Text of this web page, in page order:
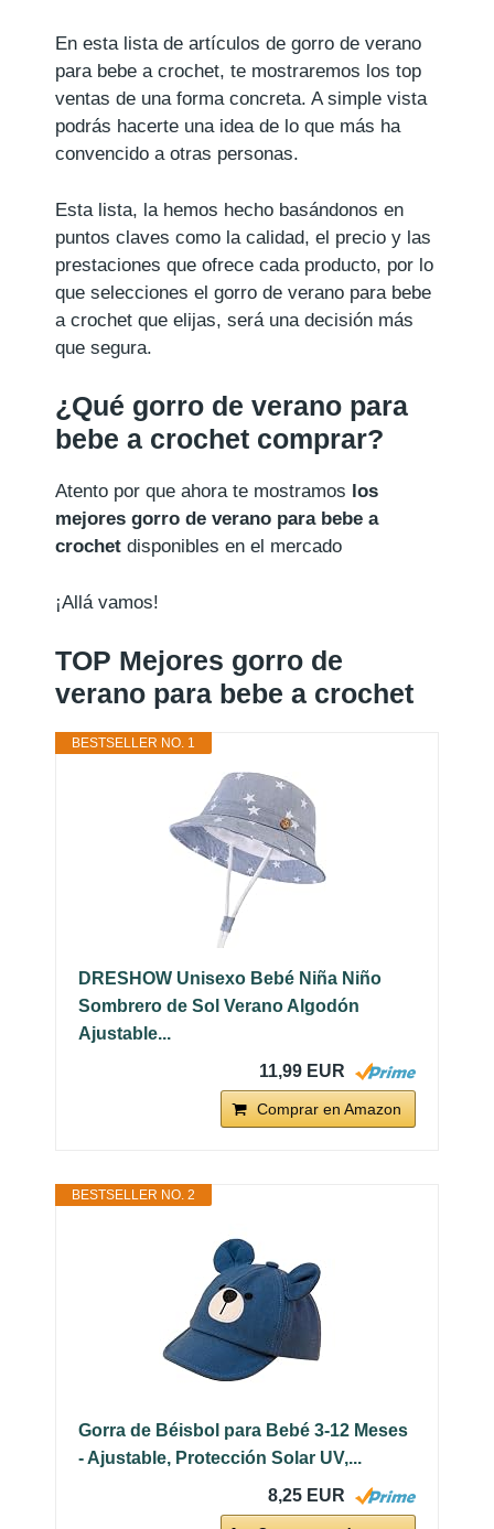
En esta lista de artículos de gorro de verano
para bebe a crochet, te mostraremos los top
ventas de una forma concreta. A simple vista
podrás hacerte una idea de lo que más ha
convencido a otras personas.
Esta lista, la hemos hecho basándonos en
puntos claves como la calidad, el precio y las
prestaciones que ofrece cada producto, por lo
que selecciones el gorro de verano para bebe
a crochet que elijas, será una decisión más
que segura.
¿Qué gorro de verano para
bebe a crochet comprar?
Atento por que ahora te mostramos los
mejores gorro de verano para bebe a
crochet disponibles en el mercado
¡Allá vamos!
TOP Mejores gorro de
verano para bebe a crochet
BESTSELLER NO. 1
DRESHOW Unisexo Bebé Niña Niño
Sombrero de Sol Verano Algodón
Ajustable...
11,99 EUR
Comprar en Amazon
BESTSELLER NO. 2
Gorra de Béisbol para Bebé 3-12 Meses
- Ajustable, Protección Solar UV,...
8,25 EUR